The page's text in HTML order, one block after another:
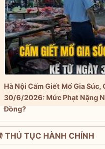
Hà Nội Cấm Giết Mổ Gia Súc,
30/6/2026: Mức Phạt Nặng
Đồng?
THỦ TỤC HÀNH CHÍNH